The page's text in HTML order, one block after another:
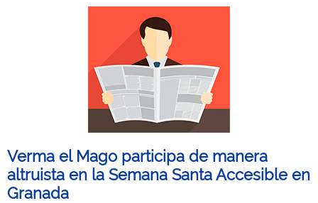
Verma el Mago participa de manera
altruista en la Semana Santa Accesible en
Granada